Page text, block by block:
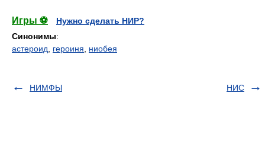
Игры ⚽
Нужно сделать НИР?
Синонимы:
астероид
героиня ниобея
НИМФЫ НИС